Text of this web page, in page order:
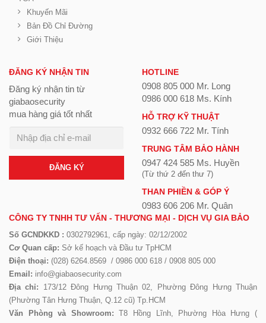
Khuyến Mãi
Bản Đồ Chỉ Đường
Giới Thiệu
ĐĂNG KÝ NHẬN TIN
Đăng ký nhận tin từ
giabaosecurity
mua hàng giá tốt nhất
ĐĂNG KÝ
HOTLINE
0908 805 000 Mr. Long
0986 000 618 Ms. Kính
HỖ TRỢ KỸ THUẬT
0932 666 722 Mr. Tính
TRUNG TÂM BẢO HÀNH
0947 424 585 Ms. Huyền
(Từ thứ 2 đến thư 7)
THAN PHIỀN & GÓP Ý
0983 606 206 Mr. Quân
CÔNG TY TNHH TƯ VẤN - THƯƠNG MẠI - DỊCH VỤ GIA BẢO
Số GCNDKKD : 0302792961, cấp ngày: 02/12/2002
Cơ Quan cấp: Sở kế hoạch và Đầu tư TpHCM
Điện thoại: (028) 6264.8569 / 0986 000 618 / 0908 805 000
Email: info@giabaosecurity.com
Địa chỉ: 173/12 Đông Hưng Thuận 02, Phường Đông Hưng Thuận
(Phường Tân Hưng Thuận, Q.12 cũ) Tp.HCM
Văn Phòng và Showroom: T8 Hồng Lĩnh, Phường Hòa Hưng (